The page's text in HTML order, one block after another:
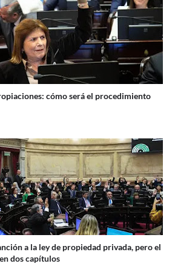
cómo será el procedimiento
a la ley de propiedad privada, pero el
dos capítulos